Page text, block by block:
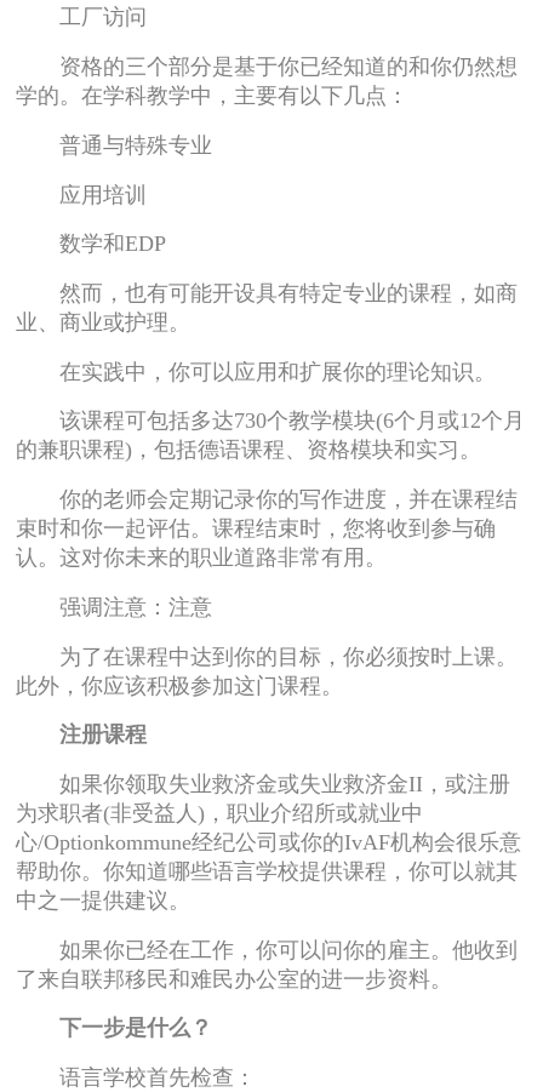
工厂访问
资格的三个部分是基于你已经知道的和你仍然想
学的。在学科教学中，主要有以下几点：
普通与特殊专业
应用培训
数学和EDP
然而，也有可能开设具有特定专业的课程，如商
业、商业或护理。
在实践中，你可以应用和扩展你的理论知识。
该课程可包括多达730个教学模块(6个月或12个月
的兼职课程)，包括德语课程、资格模块和实习。
你的老师会定期记录你的写作进度，并在课程结
束时和你一起评估。课程结束时，您将收到参与确
认。这对你未来的职业道路非常有用。
强调注意：注意
为了在课程中达到你的目标，你必须按时上课。
此外，你应该积极参加这门课程。
注册课程
如果你领取失业救济金或失业救济金II，或注册
为求职者(非受益人)，职业介绍所或就业中
心/Optionkommune经纪公司或你的IvAF机构会很乐意
帮助你。你知道哪些语言学校提供课程，你可以就其
中之一提供建议。
如果你已经在工作，你可以问你的雇主。他收到
了来自联邦移民和难民办公室的进一步资料。
下一步是什么？
语言学校首先检查：